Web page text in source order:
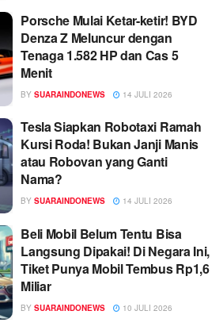
Porsche Mulai Ketar-ketir! BYD
Denza Z Meluncur dengan
Tenaga 1.582 HP dan Cas 5
Menit
BY SUARAINDONEWS 14 JULI 2026
Tesla Siapkan Robotaxi Ramah
Kursi Roda! Bukan Janji Manis
atau Robovan yang Ganti
Nama?
BY SUARAINDONEWS 14 JULI 2026
Beli Mobil Belum Tentu Bisa
Langsung Dipakai! Di Negara Ini,
Tiket Punya Mobil Tembus Rp1,6
Miliar
BY SUARAINDONEWS 10 JULI 2026